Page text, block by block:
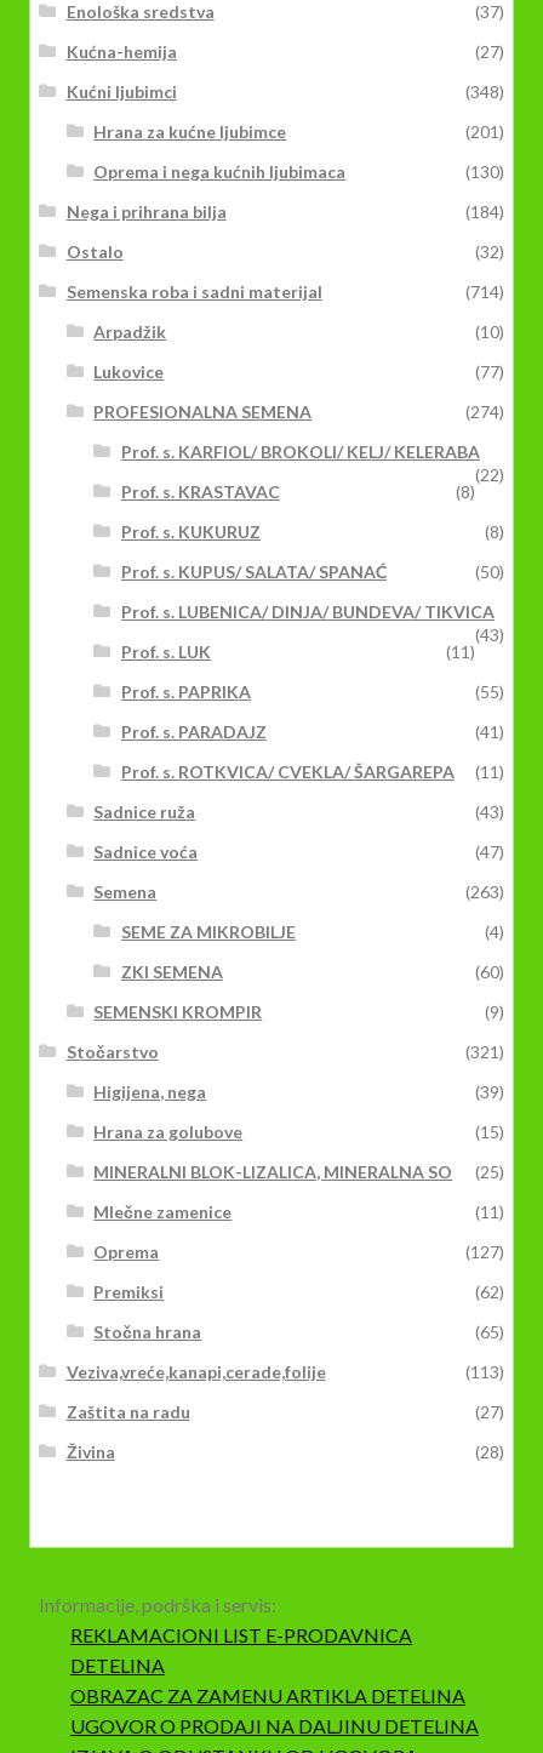
Enološka sredstva
(37)
Kućna-hemija
(27)
Kućni ljubimci
(348)
Hrana za kućne ljubimce
(201)
Oprema i nega kućnih ljubimaca
(130)
Nega i prihrana bilja
(184)
Ostalo
(32)
Semenska roba i sadni materijal
(714)
Arpadžik
(10)
Lukovice
(77)
PROFESIONALNA SEMENA
(274)
Prof. s. KARFIOL/ BROKOLI/ KELJ/ KELERABA
(22)
Prof. s. KRASTAVAC
(8)
Prof. s. KUKURUZ
(8)
Prof. s. KUPUS/ SALATA/ SPANAĆ
(50)
Prof. s. LUBENICA/ DINJA/ BUNDEVA/ TIKVICA
(43)
Prof. s. LUK
(11)
Prof. s. PAPRIKA
(55)
Prof. s. PARADAJZ
(41)
Prof. s. ROTKVICA/ CVEKLA/ ŠARGAREPA
(11)
Sadnice ruža
(43)
Sadnice voća
(47)
Semena
(263)
SEME ZA MIKROBILJE
(4)
ZKI SEMENA
(60)
SEMENSKI KROMPIR
(9)
Stočarstvo
(321)
Higijena, nega
(39)
Hrana za golubove
(15)
MINERALNI BLOK-LIZALICA, MINERALNA SO
(25)
Mlečne zamenice
(11)
Oprema
(127)
Premiksi
(62)
Stočna hrana
(65)
Veziva,vreće,kanapi,cerade,folije
(113)
Zaštita na radu
(27)
Živina
(28)
Informacije, podrška i servis:
REKLAMACIONI LIST E-PRODAVNICA
DETELINA
OBRAZAC ZA ZAMENU ARTIKLA DETELINA
UGOVOR O PRODAJI NA DALJINU DETELINA